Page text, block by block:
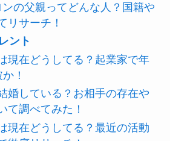
ンの父親ってどんな人？国籍や
リサーチ！
ント
現在どうしてる？起業家で年
！
婚している？お相手の存在や
て調べてみた！
現在どうしてる？最近の活動